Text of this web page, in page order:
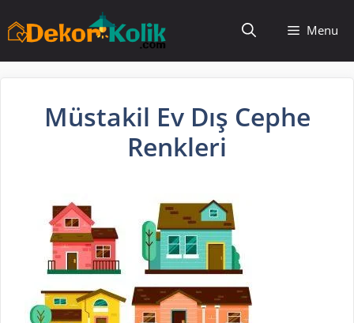
atla
Menu
Müstakil Ev Dış Cephe
Renkleri